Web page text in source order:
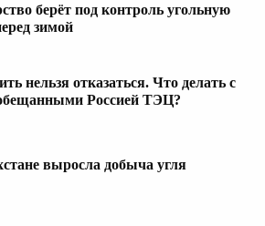
берёт под контроль угольную
зимой
нельзя отказаться. Что делать с
Россией ТЭЦ?
выросла добыча угля